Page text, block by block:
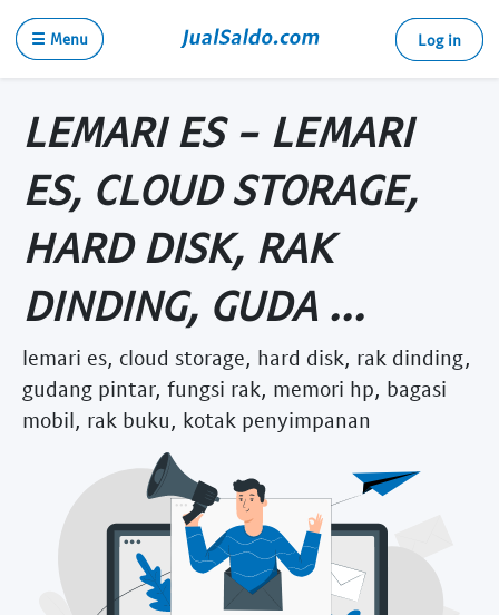
☰ Menu Log in
LEMARI ES - LEMARI
ES, CLOUD STORAGE,
HARD DISK, RAK
DINDING, GUDA ...
lemari es, cloud storage, hard disk, rak dinding,
gudang pintar, fungsi rak, memori hp, bagasi
mobil, rak buku, kotak penyimpanan